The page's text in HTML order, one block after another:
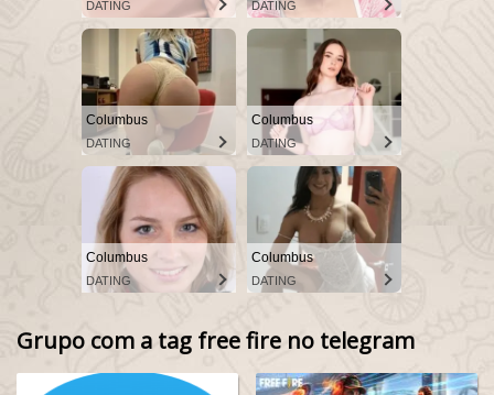
DATING DATING
Columbus
DATING
Columbus
DATING
Columbus
DATING
Columbus
DATING
Grupo com a tag free fire no telegram